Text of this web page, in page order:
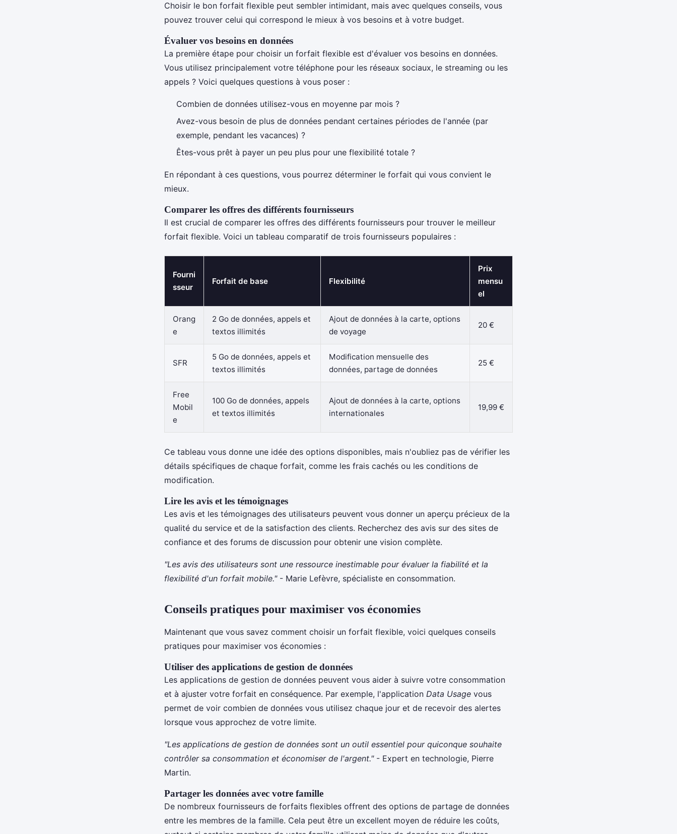
Choisir le bon forfait flexible peut sembler intimidant, mais avec quelques conseils, vous
pouvez trouver celui qui correspond le mieux à vos besoins et à votre budget.
Évaluer vos besoins en données
La première étape pour choisir un forfait flexible est d'évaluer vos besoins en données.
Vous utilisez principalement votre téléphone pour les réseaux sociaux, le streaming ou les
appels ? Voici quelques questions à vous poser :
Combien de données utilisez-vous en moyenne par mois ?
Avez-vous besoin de plus de données pendant certaines périodes de l'année (par
exemple, pendant les vacances) ?
Êtes-vous prêt à payer un peu plus pour une flexibilité totale ?
En répondant à ces questions, vous pourrez déterminer le forfait qui vous convient le
mieux.
Comparer les offres des différents fournisseurs
Il est crucial de comparer les offres des différents fournisseurs pour trouver le meilleur
forfait flexible. Voici un tableau comparatif de trois fournisseurs populaires :
Fourni
sseur
Forfait de base Flexibilité
Prix
mensu
el
Orang
e
2 Go de données, appels et
textos illimités
Ajout de données à la carte, options
de voyage
20 €
SFR
5 Go de données, appels et
textos illimités
Modification mensuelle des
données, partage de données
25 €
Free
Mobil
e
100 Go de données, appels
et textos illimités
Ajout de données à la carte, options
internationales
19,99 €
Ce tableau vous donne une idée des options disponibles, mais n'oubliez pas de vérifier les
détails spécifiques de chaque forfait, comme les frais cachés ou les conditions de
modification.
Lire les avis et les témoignages
Les avis et les témoignages des utilisateurs peuvent vous donner un aperçu précieux de la
qualité du service et de la satisfaction des clients. Recherchez des avis sur des sites de
confiance et des forums de discussion pour obtenir une vision complète.
"Les avis des utilisateurs sont une ressource inestimable pour évaluer la fiabilité et la
flexibilité d'un forfait mobile."- Marie Lefèvre, spécialiste en consommation.
Conseils pratiques pour maximiser vos économies
Maintenant que vous savez comment choisir un forfait flexible, voici quelques conseils
pratiques pour maximiser vos économies :
Utiliser des applications de gestion de données
Les applications de gestion de données peuvent vous aider à suivre votre consommation
et à ajuster votre forfait en conséquence. Par exemple, l'application Data Usage vous
permet de voir combien de données vous utilisez chaque jour et de recevoir des alertes
lorsque vous approchez de votre limite.
"Les applications de gestion de données sont un outil essentiel pour quiconque souhaite
contrôler sa consommation et économiser de l'argent."- Expert en technologie, Pierre
Martin.
Partager les données avec votre famille
De nombreux fournisseurs de forfaits flexibles offrent des options de partage de données
entre les membres de la famille. Cela peut être un excellent moyen de réduire les coûts,